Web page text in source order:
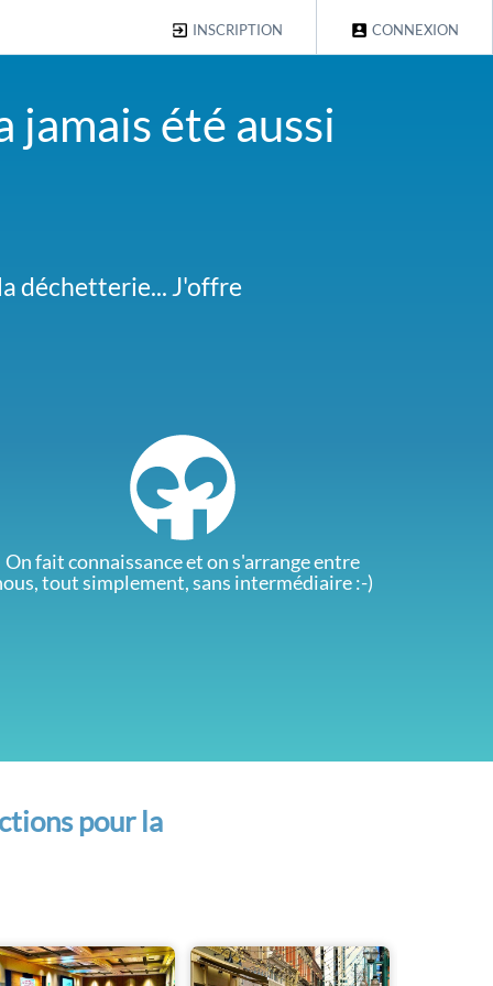
CONNEXION
INSCRIPTION
été aussi
déchetterie... J'offre
même cas contactez-
On fait connaissance et on s'arrange entre
tout simplement, sans intermédiaire :-)
pour la